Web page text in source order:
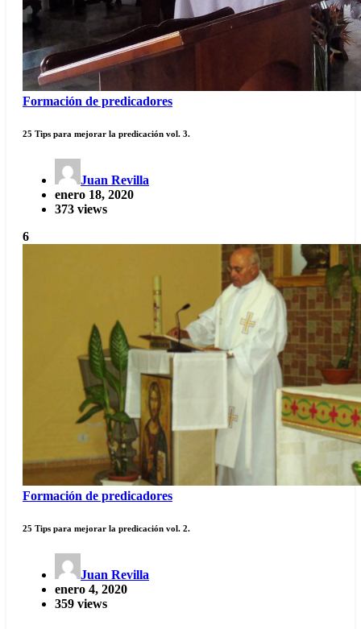
Formación de predicadores
25 Tips para mejorar la predicación vol. 3.
Juan Revilla
enero 18, 2020
373 views
6
Formación de predicadores
25 Tips para mejorar la predicación vol. 2.
Juan Revilla
enero 4, 2020
359 views